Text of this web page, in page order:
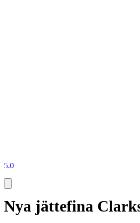
5.0
Nya jättefina